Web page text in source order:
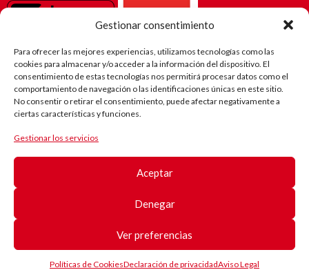
Gestionar consentimiento
Para ofrecer las mejores experiencias, utilizamos tecnologías como las
cookies para almacenar y/o acceder a la información del dispositivo. El
consentimiento de estas tecnologías nos permitirá procesar datos como el
comportamiento de navegación o las identificaciones únicas en este sitio.
No consentir o retirar el consentimiento, puede afectar negativamente a
ciertas características y funciones.
Gestionar los servicios
Aceptar
Denegar
Ver preferencias
Políticas de CookiesDeclaración de privacidadAviso Legal
El camino
© Copyright Duchenne Parent Project España